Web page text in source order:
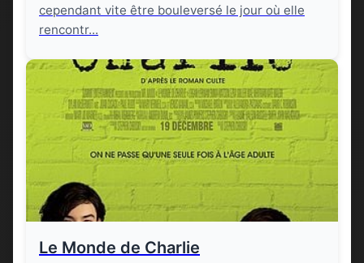
cependant vite être bouleversé le jour où elle
rencontr...
Le Monde de Charlie